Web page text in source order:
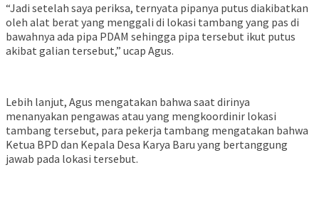
“Jadi setelah saya periksa, ternyata pipanya putus diakibatkan
oleh alat berat yang menggali di lokasi tambang yang pas di
bawahnya ada pipa PDAM sehingga pipa tersebut ikut putus
akibat galian tersebut,” ucap Agus.
Lebih lanjut, Agus mengatakan bahwa saat dirinya
menanyakan pengawas atau yang mengkoordinir lokasi
tambang tersebut, para pekerja tambang mengatakan bahwa
Ketua BPD dan Kepala Desa Karya Baru yang bertanggung
jawab pada lokasi tersebut.